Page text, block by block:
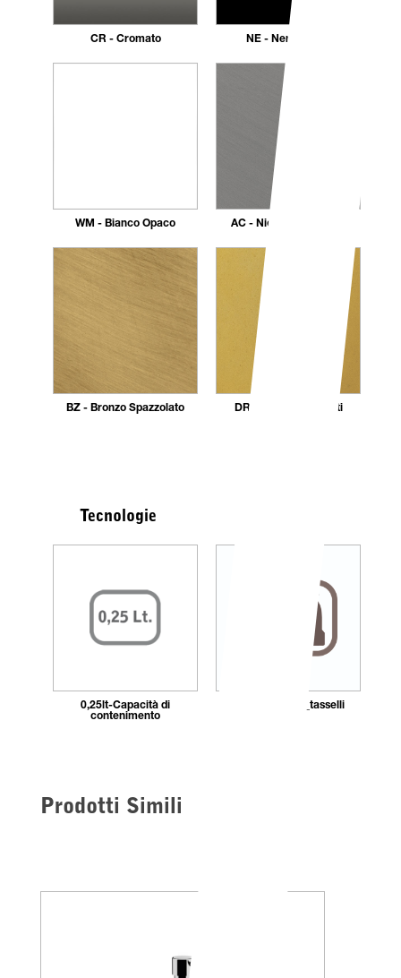
CR - Cromato NE - Nero opaco
WM - Bianco Opaco AC - Nickel Spazzolato
BZ - Bronzo Spazzolato DR - Dorato 24 carati
Tecnologie
0,25lt-Capacità di
contenimento
Fissaggio_con_tasselli
Prodotti Simili